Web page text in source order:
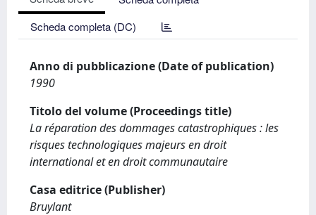
Scheda completa (DC)
Anno di pubblicazione (Date of publication)
1990
Titolo del volume (Proceedings title)
La réparation des dommages catastrophiques : les
risques technologiques majeurs en droit
international et en droit communautaire
Casa editrice (Publisher)
Bruylant